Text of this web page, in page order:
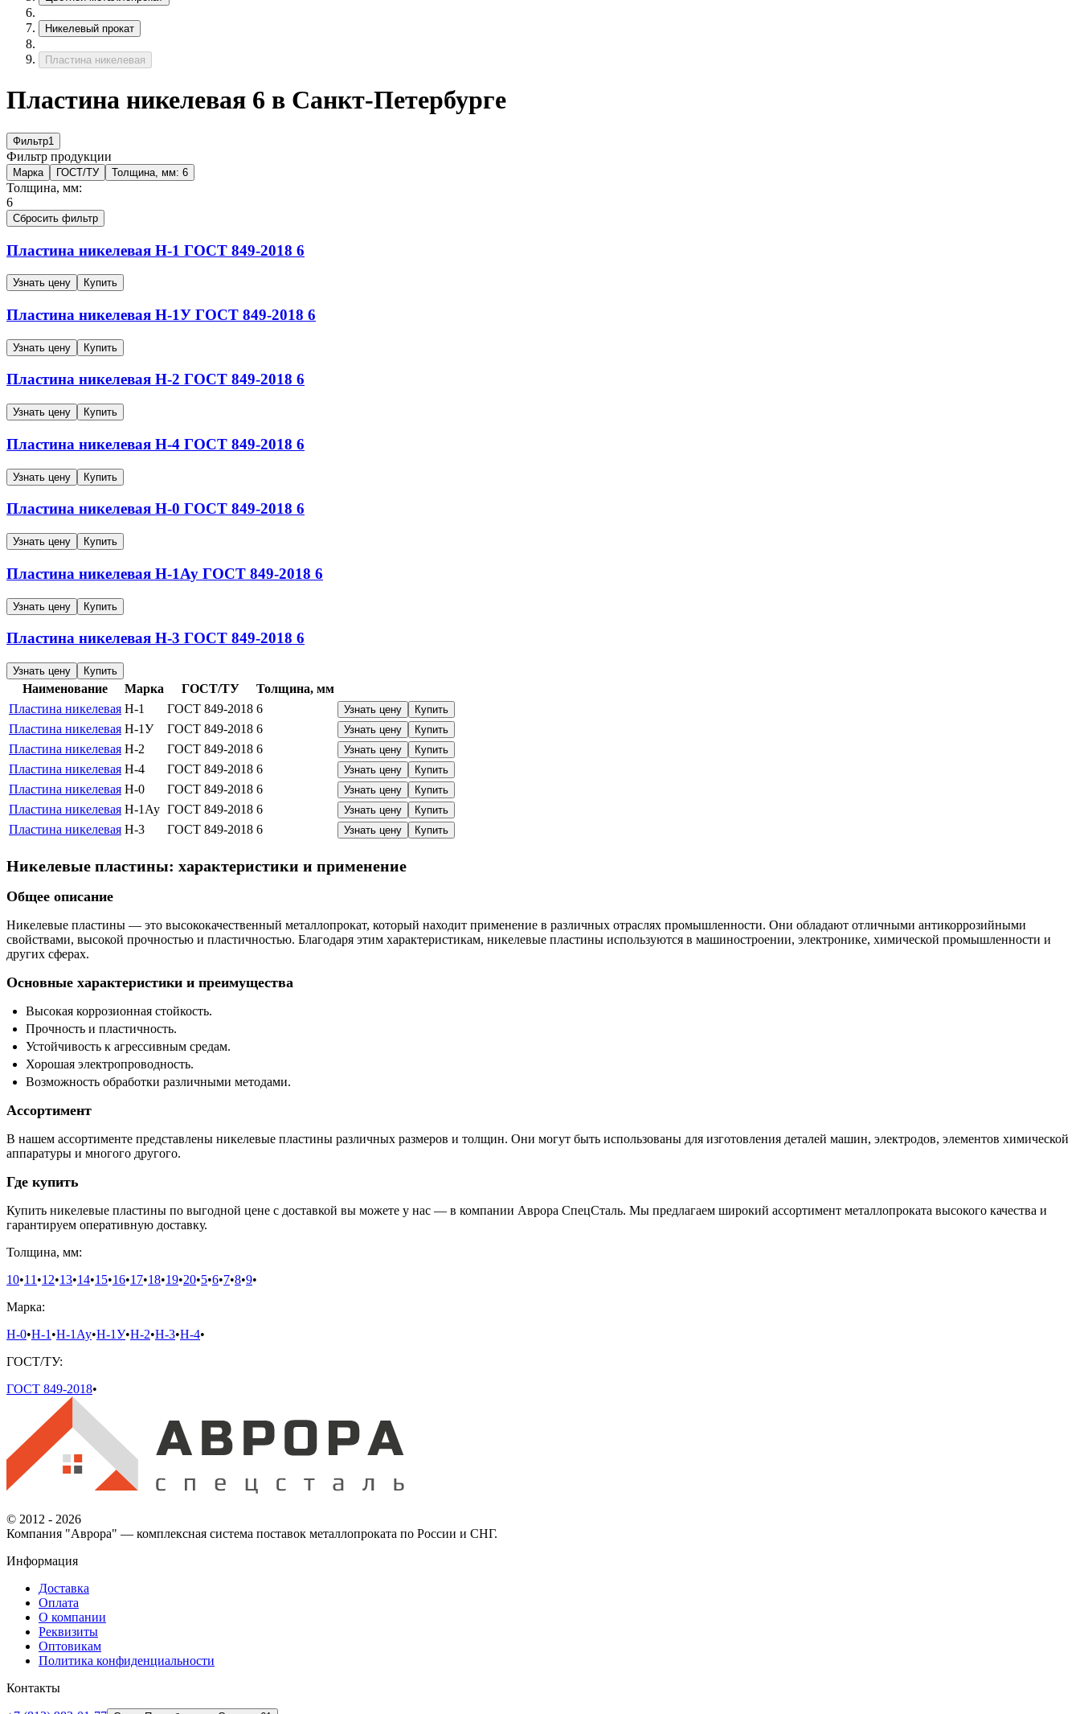
Никелевый прокат
Пластина никелевая
Пластина никелевая 6 в Санкт-Петербурге
Фильтр1
Фильтр продукции
Марка ГОСТ/ТУ Толщина, мм: 6
Толщина, мм:
6
Сбросить фильтр
Пластина никелевая Н-1 ГОСТ 849-2018 6
Узнать цену Купить
Пластина никелевая Н-1У ГОСТ 849-2018 6
Узнать цену Купить
Пластина никелевая Н-2 ГОСТ 849-2018 6
Узнать цену Купить
Пластина никелевая Н-4 ГОСТ 849-2018 6
Узнать цену Купить
Пластина никелевая Н-0 ГОСТ 849-2018 6
Узнать цену Купить
Пластина никелевая Н-1Ау ГОСТ 849-2018 6
Узнать цену Купить
Пластина никелевая Н-3 ГОСТ 849-2018 6
Узнать цену Купить
Наименование Марка ГОСТ/ТУ
Толщина, мм
Пластина никелевая Н-1 ГОСТ 849-2018 6 Узнать цену Купить
Пластина никелевая Н-1У ГОСТ 849-2018 6 Узнать цену Купить
Пластина никелевая Н-2 ГОСТ 849-2018 6 Узнать цену Купить
Пластина никелевая Н-4 ГОСТ 849-2018 6 Узнать цену Купить
Пластина никелевая Н-0 ГОСТ 849-2018 6 Узнать цену Купить
Пластина никелевая Н-1Ау ГОСТ 849-2018 6 Узнать цену Купить
Пластина никелевая Н-3 ГОСТ 849-2018 6 Узнать цену Купить
Никелевые пластины: характеристики и применение
Общее описание
Никелевые пластины — это высококачественный металлопрокат, который находит применение в различных отраслях промышленности. Они обладают отличными антикоррозийными
свойствами, высокой прочностью и пластичностью. Благодаря этим характеристикам, никелевые пластины используются в машиностроении, электронике, химической промышленности и
других сферах.
Основные характеристики и преимущества
Высокая коррозионная стойкость.
Прочность и пластичность.
Устойчивость к агрессивным средам.
Хорошая электропроводность.
Возможность обработки различными методами.
Ассортимент
В нашем ассортименте представлены никелевые пластины различных размеров и толщин. Они могут быть использованы для изготовления деталей машин, электродов, элементов химической
аппаратуры и многого другого.
Где купить
Купить никелевые пластины по выгодной цене с доставкой вы можете у нас — в компании Аврора СпецСталь. Мы предлагаем широкий ассортимент металлопроката высокого качества и
гарантируем оперативную доставку.
Толщина, мм:
10•11 •12•13•14•15•16•17•18•19•20•5•6•7•8•9•
Марка:
Н-0•Н-1 •Н-1Ау•Н-1У•Н-2•Н-3•Н-4•
ГОСТ/ТУ:
ГОСТ 849-2018•
© 2012 - 2026
Компания "Аврора" — комплексная система поставок металлопроката по России и СНГ.
Информация
Доставка
Оплата
О компании
Реквизиты
Оптовикам
Политика конфиденциальности
Контакты